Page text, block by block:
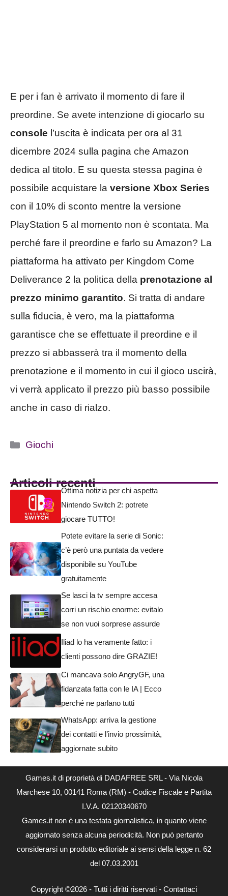
E per i fan è arrivato il momento di fare il
preordine. Se avete intenzione di giocarlo su
console l’uscita è indicata per ora al 31
dicembre 2024 sulla pagina che Amazon
dedica al titolo. E su questa stessa pagina è
possibile acquistare la versione Xbox Series
con il 10% di sconto mentre la versione
PlayStation 5 al momento non è scontata. Ma
perché fare il preordine e farlo su Amazon? La
piattaforma ha attivato per Kingdom Come
Deliverance 2 la politica della prenotazione al
prezzo minimo garantito. Si tratta di andare
sulla fiducia, è vero, ma la piattaforma
garantisce che se effettuate il preordine e il
prezzo si abbasserà tra il momento della
prenotazione e il momento in cui il gioco uscirà,
vi verrà applicato il prezzo più basso possibile
anche in caso di rialzo.
Categorie
Giochi
Articoli recenti
Ottima notizia per chi aspetta
Nintendo Switch 2: potrete
giocare TUTTO!
Potete evitare la serie di Sonic:
c’è però una puntata da vedere
disponibile su YouTube
gratuitamente
Se lasci la tv sempre accesa
corri un rischio enorme: evitalo
se non vuoi sorprese assurde
Iliad lo ha veramente fatto: i
clienti possono dire GRAZIE!
Ci mancava solo AngryGF, una
fidanzata fatta con le IA | Ecco
perché ne parlano tutti
WhatsApp: arriva la gestione
dei contatti e l’invio prossimità,
aggiornate subito
Games.it di proprietà di DADAFREE SRL - Via Nicola
Marchese 10, 00141 Roma (RM) - Codice Fiscale e Partita
I.V.A. 02120340670
Games.it non è una testata giornalistica, in quanto viene
aggiornato senza alcuna periodicità. Non può pertanto
considerarsi un prodotto editoriale ai sensi della legge n. 62
del 07.03.2001
Copyright ©2026 - Tutti i diritti riservati - Contattaci